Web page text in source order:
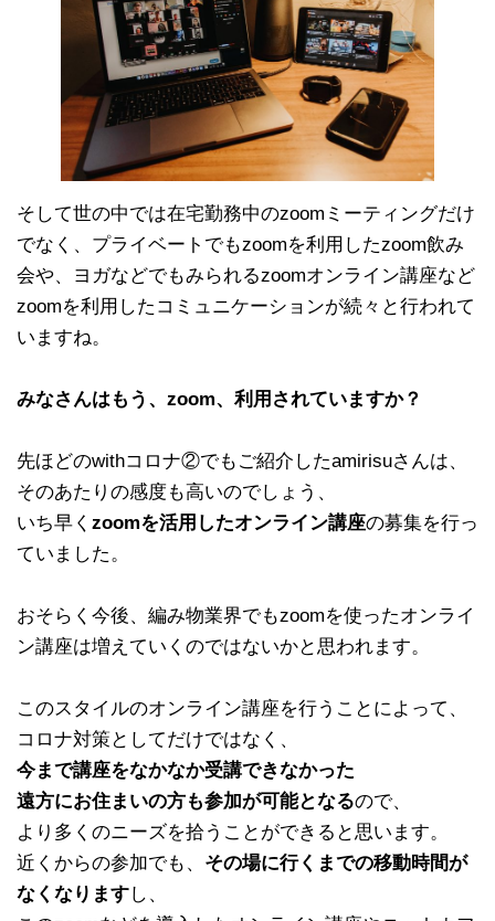
そして世の中では在宅勤務中のzoomミーティングだけ
でなく、プライベートでもzoomを利用したzoom飲み
会や、ヨガなどでもみられるzoomオンライン講座など
zoomを利用したコミュニケーションが続々と行われて
いますね。
みなさんはもう、zoom、利用されていますか？
先ほどのwithコロナ②でもご紹介したamirisuさんは、
そのあたりの感度も高いのでしょう、
いち早く zoomを活用したオンライン講座の募集を行っ
ていました。
おそらく今後、編み物業界でもzoomを使ったオンライ
ン講座は増えていくのではないかと思われます。
このスタイルのオンライン講座を行うことによって、
コロナ対策としてだけではなく、
今まで講座をなかなか受講できなかった
遠方にお住まいの方も参加が可能となるので、
より多くのニーズを拾うことができると思います。
近くからの参加でも、 その場に行くまでの移動時間が
なくなりますし、